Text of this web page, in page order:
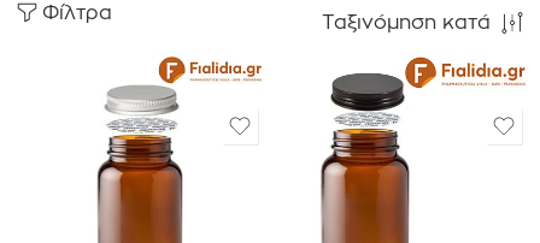
Φίλτρα Ταξινόμηση κατά